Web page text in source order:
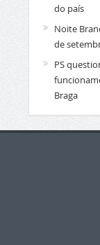
do país
Noite
de
PS
Braga